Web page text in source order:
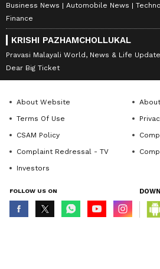
Business News Automobile News
Finance
KRISHI PAZHAMCHOLLUKAL
Pravasi Malayali World, News & Life
Dear Big Ticket
About Website
Terms Of Use
CSAM Policy
Complaint Redressal - TV
Investors
FOLLOW US ON